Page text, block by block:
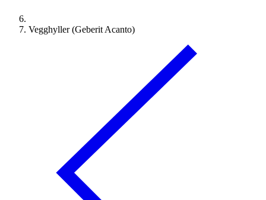
Vegghyller (Geberit Acanto)